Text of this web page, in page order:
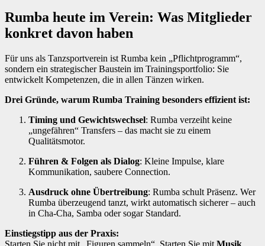
Rumba heute im Verein: Was Mitglieder
konkret davon haben
Für uns als Tanzsportverein ist Rumba kein „Pflichtprogramm“,
sondern ein strategischer Baustein im Trainingsportfolio: Sie
entwickelt Kompetenzen, die in allen Tänzen wirken.
Drei Gründe, warum Rumba Training besonders effizient ist:
Timing und Gewichtswechsel: Rumba verzeiht keine
„ungefähren“ Transfers – das macht sie zu einem
Qualitätsmotor.
Führen & Folgen als Dialog: Kleine Impulse, klare
Kommunikation, saubere Connection.
Ausdruck ohne Übertreibung: Rumba schult Präsenz. Wer
Rumba überzeugend tanzt, wirkt automatisch sicherer – auch
in Cha-Cha, Samba oder sogar Standard.
Einstiegstipp aus der Praxis:
Starten Sie nicht mit „Figuren sammeln“. Starten Sie mit Musik